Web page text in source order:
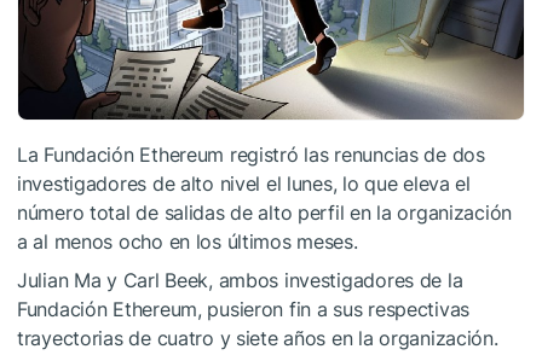
La Fundación Ethereum registró las renuncias de dos
investigadores de alto nivel el lunes, lo que eleva el
número total de salidas de alto perfil en la organización
a al menos ocho en los últimos meses.
Julian Ma y Carl Beek, ambos investigadores de la
Fundación Ethereum, pusieron fin a sus respectivas
trayectorias de cuatro y siete años en la organización.